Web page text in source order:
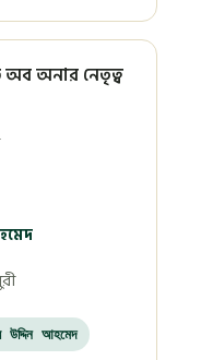
অব অনার নেতৃত্ব
আহমেদ